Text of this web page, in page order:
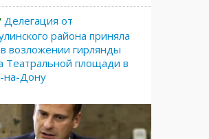
Делегация от
района приняла
возложении гирлянды
Театральной площади в
на-Дону